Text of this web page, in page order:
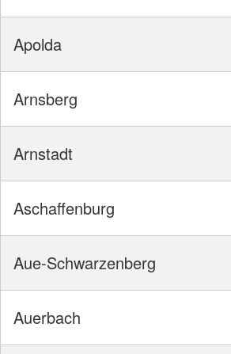
Apolda
Arnsberg
Arnstadt
Aschaffenburg
Aue-Schwarzenberg
Auerbach